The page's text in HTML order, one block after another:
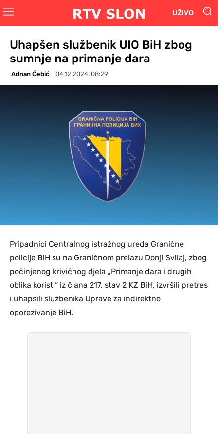
UŽIVO
Uhapšen službenik UIO BiH zbog
sumnje na primanje dara
Adnan Ćebić 04.12.2024. 08:29
Pripadnici Centralnog istražnog ureda Granične
policije BiH su na Graničnom prelazu Donji Svilaj, zbog
počinjenog krivičnog djela „Primanje dara i drugih
oblika koristi“ iz člana 217. stav 2 KZ BiH, izvršili pretres
i uhapsili službenika Uprave za indirektno
oporezivanje BiH.